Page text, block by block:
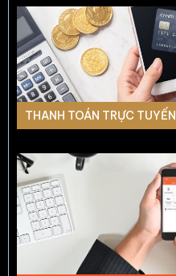
THANH TOÁN TRỰC TUYẾN